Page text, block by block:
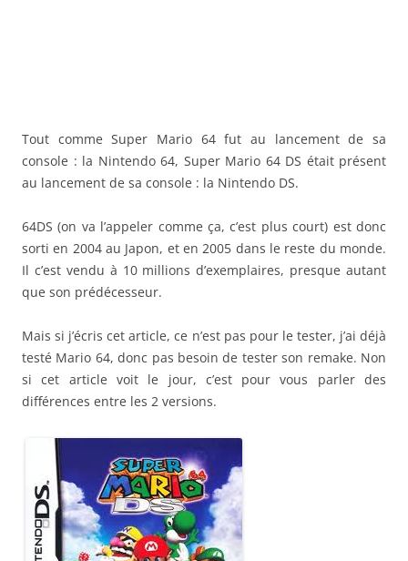
Tout comme Super Mario 64 fut au lancement de sa
console : la Nintendo 64, Super Mario 64 DS était présent
au lancement de sa console : la Nintendo DS.
64DS (on va l’appeler comme ça, c’est plus court) est donc
sorti en 2004 au Japon, et en 2005 dans le reste du monde.
Il c’est vendu à 10 millions d’exemplaires, presque autant
que son prédécesseur.
Mais si j’écris cet article, ce n’est pas pour le tester, j’ai déjà
testé Mario 64, donc pas besoin de tester son remake. Non
si cet article voit le jour, c’est pour vous parler des
différences entre les 2 versions.